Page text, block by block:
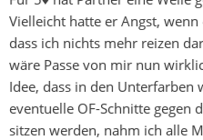
Vielleicht hatte er Angst,
dass ich nichts mehr reizen
wäre Passe von mir nun
Idee, dass in den Unterfarben
eventuelle OF-Schnitte gegen
sitzen werden, nahm ich alle